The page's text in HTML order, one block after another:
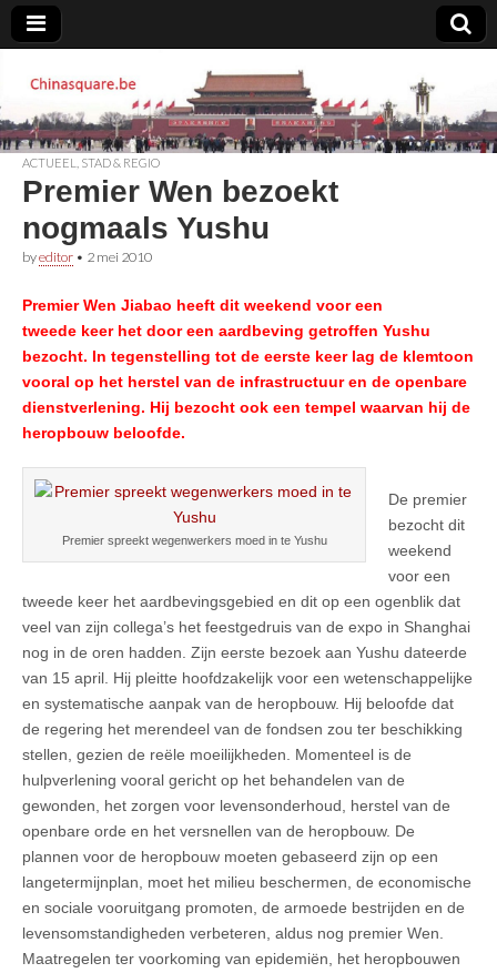
Chinasquare.be
ACTUEEL STAD & REGIO
Premier Wen bezoekt
nogmaals Yushu
byeditor • 2 mei 2010
Premier Wen Jiabao heeft dit weekend voor een
tweede keer het door een aardbeving getroffen Yushu
bezocht. In tegenstelling tot de eerste keer lag de klemtoon
vooral op het herstel van de infrastructuur en de openbare
dienstverlening. Hij bezocht ook een tempel waarvan hij de
heropbouw beloofde.
Premier spreekt wegenwerkers moed in te Yushu
De premier
bezocht dit
weekend
voor een
tweede keer het aardbevingsgebied en dit op een ogenblik dat
veel van zijn collega’s het feestgedruis van de expo in Shanghai
nog in de oren hadden. Zijn eerste bezoek aan Yushu dateerde
van 15 april. Hij pleitte hoofdzakelijk voor een wetenschappelijke
en systematische aanpak van de heropbouw. Hij beloofde dat
de regering het merendeel van de fondsen zou ter beschikking
stellen, gezien de reële moeilijkheden. Momenteel is de
hulpverlening vooral gericht op het behandelen van de
gewonden, het zorgen voor levensonderhoud, herstel van de
openbare orde en het versnellen van de heropbouw. De
plannen voor de heropbouw moeten gebaseerd zijn op een
langetermijnplan, moet het milieu beschermen, de economische
en sociale vooruitgang promoten, de armoede bestrijden en de
levensomstandigheden verbeteren, aldus nog premier Wen.
Maatregelen ter voorkoming van epidemiën, het heropbouwen